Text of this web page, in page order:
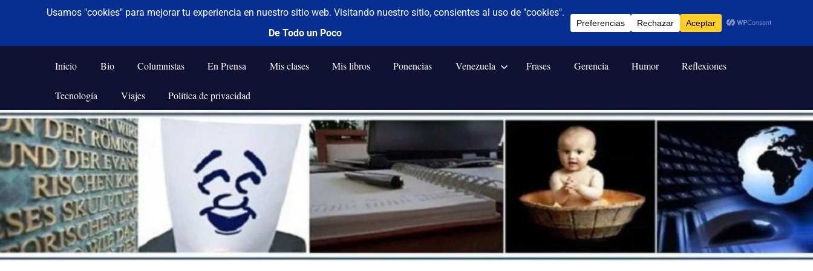
Saltar
al
contenido
De todo un poco
Frases,
Humor,
Tecnología
y
Viajes
Inicio Bio Columnistas En Prensa Mis clases Mis libros Ponencias Venezuela Frases Gerencia Humor Reflexiones
Tecnología Viajes Política de privacidad